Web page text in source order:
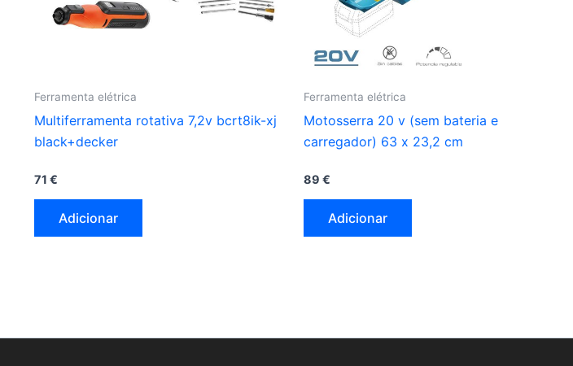
Ferramenta elétrica
Multiferramenta rotativa 7,2v bcrt8ik-xj
black+decker
71 €
Adicionar
Ferramenta elétrica
Motosserra 20 v (sem bateria e
carregador) 63 x 23,2 cm
89 €
Adicionar